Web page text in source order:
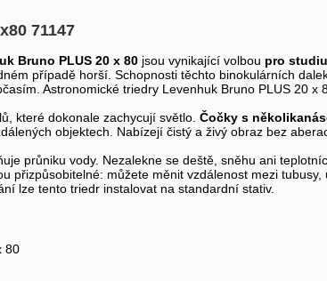
71147
Bruno PLUS 20 x 80 jsou vynikající volbou pro
případě horší. Schopnosti těchto binokulárních
Astronomické triedry Levenhuk Bruno PLUS 20 x
které dokonale zachycují světlo. Čočky s
objektech. Nabízejí čistý a živý obraz bez
průniku vody. Nezalekne se deště, sněhu ani
přizpůsobitelné: můžete měnit vzdálenost mezi
lze tento triedr instalovat na standardní stativ.
80